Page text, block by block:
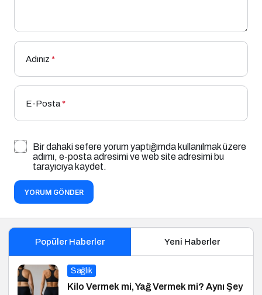
Adınız *
E-Posta*
Bir dahaki sefere yorum yaptığımda kullanılmak üzere
adımı, e-posta adresimi ve web site adresimi bu
tarayıcıya kaydet.
YORUM GÖNDER
Popüler Haberler Yeni Haberler
Sağlık
Kilo Vermek mi, Yağ Vermek mi? Aynı Şey